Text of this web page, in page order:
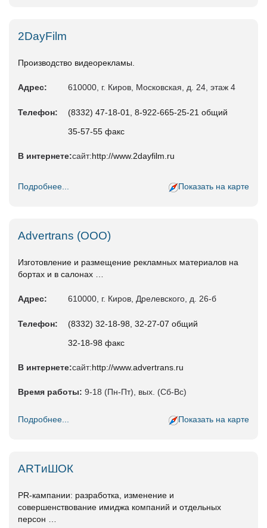
2DayFilm
Производство видеорекламы.
Адрес: 610000, г. Киров, Московская, д. 24, этаж 4
Телефон:
(8332) 47-18-01, 8-922-665-25-21 общий
35-57-55 факс
В интернете:сайт:http://www.2dayfilm.ru
Подробнее... Показать на карте
Advertrans (ООО)
Изготовление и размещение рекламных материалов на
бортах и в салонах …
Адрес: 610000, г. Киров, Дрелевского, д. 26-б
Телефон:
(8332) 32-18-98, 32-27-07 общий
32-18-98 факс
В интернете:сайт:http://www.advertrans.ru
Время работы: 9-18 (Пн-Пт), вых. (Сб-Вс)
Подробнее... Показать на карте
ARTиШОК
PR-кампании: разработка, изменение и
совершенствование имиджа компаний и отдельных
персон …